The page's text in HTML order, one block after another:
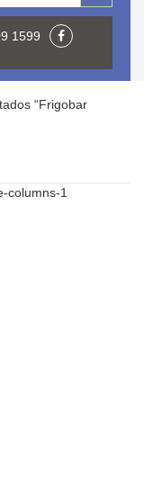
1599
“Frigobar
columns-1